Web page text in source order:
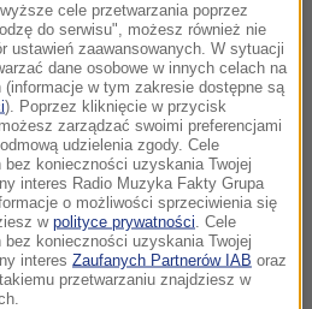
lata przeciwniczką miała
korzystnego bilansu
światowym rankingu, ale też
swój mecz trzeciej rundy
tylko kilka godzin na
awans do ćwierćfinału
cele przetwarzania poprzez
do serwisu", możesz również nie
ustawień zaawansowanych. W sytuacji
dane osobowe w innych celach na
(informacje w tym zakresie dostępne są
). Poprzez kliknięcie w przycisk
zarządzać swoimi preferencjami
udzielenia zgody. Cele
bez konieczności uzyskania Twojej
interes Radio Muzyka Fakty Grupa
o możliwości sprzeciwienia się
w polityce prywatności . Cele
bez konieczności uzyskania Twojej
interes Zaufanych Partnerów IAB oraz
przetwarzaniu znajdziesz w